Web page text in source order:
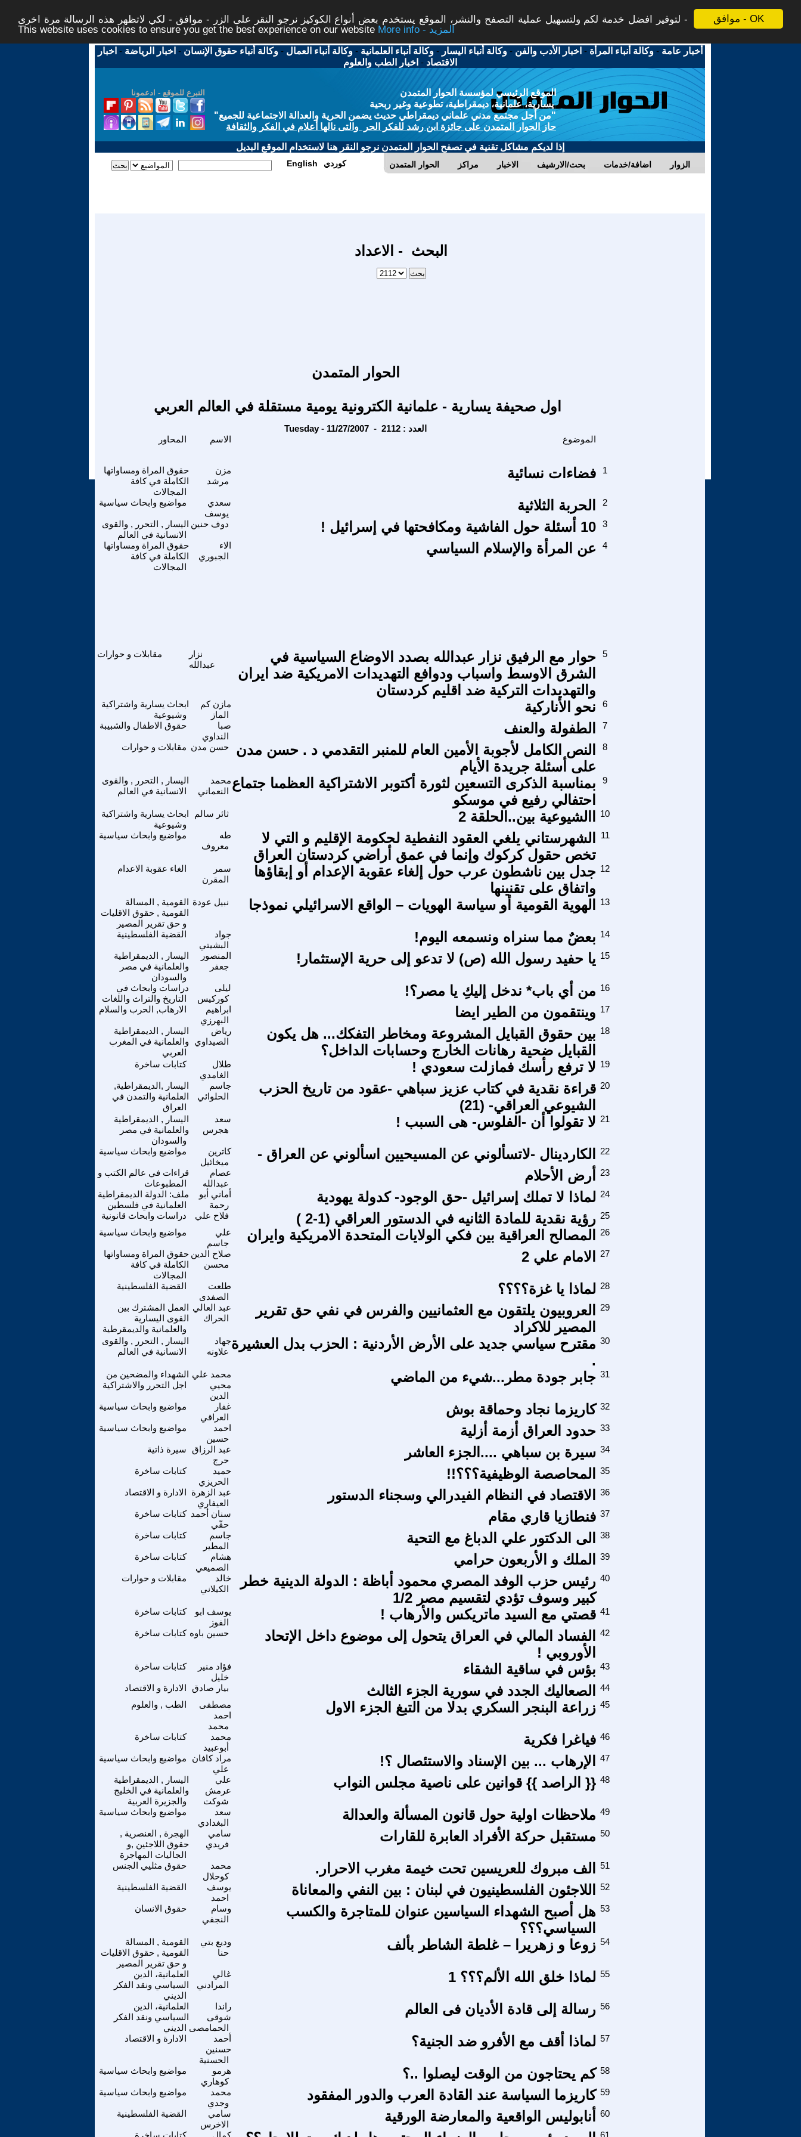
موافق - OK
لتوفير افضل خدمة لكم ولتسهيل عملية التصفح والنشر، الموقع يستخدم بعض أنواع الكوكيز نرجو النقر على الزر - موافق - لكي لاتظهر هذه الرسالة مرة اخرى -
This website uses cookies to ensure you get the best experience on our website
More info - المزيد
أخبار عامة -وكالة أنباء المرأة - اخبار الأدب والفن -وكالة أنباء اليسار -وكالة أنباء العلمانية -وكالة أنباء العمال -وكالة أنباء حقوق الإنسان - اخبار الرياضة - اخبار
الاقتصاد - اخبار الطب والعلوم
التبرع للموقع - ادعمونا
الموقع الرئيسي لمؤسسة الحوار المتمدن
يسارية، علمانية، ديمقراطية، تطوعية وغير ربحية
"من أجل مجتمع مدني علماني ديمقراطي حديث يضمن الحرية والعدالة الاجتماعية للجميع"
حاز الحوار المتمدن على جائزة ابن رشد للفكر الحر والتى نالها أعلام في الفكر والثقافة
إذا لديكم مشاكل تقنية في تصفح الحوار المتمدن نرجو النقر هنا لاستخدام الموقع البديل
الحوار المتمدن مراكز الاخبار بحث/الارشيف اضافة/خدمات الزوار English كوردي
البحث - الاعداد
الحوار المتمدن
اول صحيفة يسارية - علمانية الكترونية يومية مستقلة في العالم العربي
Tuesday - 11/27/2007 - العدد : 2112
الاسم الموضوع
حقوق المراة ومساواتها
الكاملة في كافة
المجالات
مزن
مرشد
فضاءات نسائية 1
مواضيع وابحاث سياسية
سعدي
يوسف
الحربة الثلاثية 2
اليسار , التحرر , والقوى
الانسانية في العالم
دوف حنين 10 أسئلة حول الفاشية ومكافحتها في إسرائيل ! 3
حقوق المراة ومساواتها
الكاملة في كافة
المجالات
الاء
الجبوري
عن المرأة والإسلام السياسي 4
مقابلات و حوارات
نزار
عبدالله
حوار مع الرفيق نزار عبدالله بصدد الاوضاع السياسية في
الشرق الاوسط واسباب ودوافع التهديدات الامريكية ضد ايران
والتهديدات التركية ضد اقليم كردستان
5
ابحاث يسارية واشتراكية
وشيوعية
مازن كم
الماز
نحو الأناركية 6
حقوق الاطفال والشبيبة
صبا
النداوي
الطفولة والعنف 7
مقابلات و حوارات حسن مدن
النص الكامل لأجوبة الأمين العام للمنبر التقدمي د . حسن مدن
على أسئلة جريدة الأيام
8
اليسار , التحرر , والقوى
الانسانية في العالم
محمد
النعماني بمناسبة الذكرى التسعين لثورة أكتوبر الاشتراكية العظمىا جتماع
احتفالي رفيع في موسكو
9
ابحاث يسارية واشتراكية
وشيوعية
ثائر سالم االشيوعية بين..الحلقة 2 10
مواضيع وابحاث سياسية
طه
معروف
الشهرستاني يلغي العقود النفطية لحكومة الإقليم و التي لا
تخص حقول كركوك وإنما في عمق أراضي كردستان العراق
11
الغاء عقوبة الاعدام
سمر
المقرن
جدل بين ناشطون عرب حول إلغاء عقوبة الإعدام أو إبقاؤها
واتفاق على تقنينها
12
القومية , المسالة
القومية , حقوق الاقليات
و حق تقرير المصير
نبيل عودة الهوية القومية أو سياسة الهويات – الواقع الاسرائيلي نموذجا 13
القضية الفلسطينية
جواد
البشيتي
بعضٌ مما سنراه ونسمعه اليوم! 14
اليسار , الديمقراطية
والعلمانية في مصر
والسودان
المنصور
جعفر
يا حفيد رسول الله (ص) لا تدعو إلى حرية الإستثمار! 15
دراسات وابحاث في
التاريخ والتراث واللغات
ليلى
كوركيس
من أي باب* ندخل إليكِ يا مصر؟! 16
الارهاب, الحرب والسلام
ابراهيم
البهرزي
وينتقمون من الطير ايضا 17
اليسار , الديمقراطية
والعلمانية في المغرب
العربي
رياض
الصيداوي
بين حقوق القبايل المشروعة ومخاطر التفكك... هل يكون
القبايل ضحية رهانات الخارج وحسابات الداخل؟
18
كتابات ساخرة
طلال
الغامدي
لا ترفع رأسك فمازلت سعودي ! 19
اليسار ,الديمقراطية,
العلمانية والتمدن في
العراق
جاسم
الحلوائي
قراءة نقدية في كتاب عزيز سباهي -عقود من تاريخ الحزب
الشيوعي العراقي- (21)
20
اليسار , الديمقراطية
والعلمانية في مصر
والسودان
سعد
هجرس
لا تقولوا أن -الفلوس- هى السبب ! 21
مواضيع وابحاث سياسية
كاترين
ميخائيل
الكاردينال -لاتسألوني عن المسيحيين اسألوني عن العراق - 22
قراءات في عالم الكتب و
المطبوعات
عصام
عبدالله
أرض الأحلام 23
ملف: الدولة الديمقراطية
العلمانية في فلسطين
أماني أبو
رحمة
لماذا لا تملك إسرائيل -حق الوجود- كدولة يهودية 24
دراسات وابحاث قانونية فلاح علي رؤية نقدية للمادة الثانيه في الدستور العراقي (1-2 ) 25
مواضيع وابحاث سياسية
علي
جاسم
المصالح العراقية بين فكي الولايات المتحدة الامريكية وايران 26
حقوق المراة ومساواتها
الكاملة في كافة
المجالات
صلاح الدين
محسن
الامام علي 2 27
القضية الفلسطينية
طلعت
الصفدى
لماذا يا غزة؟؟؟؟ 28
العمل المشترك بين
القوى اليسارية
والعلمانية والديمقرطية
عبد العالي
الحراك
العروبيون يلتقون مع العثمانيين والفرس في نفي حق تقرير
المصير للاكراد
29
اليسار , التحرر , والقوى
الانسانية في العالم
جهاد
علاونه مقترح سياسي جديد على الأرض الأردنية : الحزب بدل العشيرة
.
30
الشهداء والمضحين من
اجل التحرر والاشتراكية
محمد علي
محيي
الدين
جابر جودة مطر...شيء من الماضي 31
مواضيع وابحاث سياسية
غفار
العراقي
كاريزما نجاد وحماقة بوش 32
مواضيع وابحاث سياسية
احمد
حسين
حدود العراق أزمة أزلية 33
سيرة ذاتية
عبد الرزاق
حرج
سيرة بن سباهي ....الجزء العاشر 34
كتابات ساخرة
حميد
الحريزي
المحاصصة الوظيفية؟؟؟!! 35
الادارة و الاقتصاد عبد الزهرة
العيفاري
الاقتصاد في النظام الفيدرالي وسجناء الدستور 36
كتابات ساخرة سنان أحمد
حقّي
فنطازيا قاري مقام 37
كتابات ساخرة
جاسم
المطير
الى الدكتور علي الدباغ مع التحية 38
كتابات ساخرة
هشام
الصميعي
الملك و الأربعون حرامي 39
مقابلات و حوارات
خالد
الكيلاني
رئيس حزب الوفد المصري محمود أباظة : الدولة الدينية خطر
كبير ‏وسوف تؤدي لتقسيم مصر 1/2‏
40
كتابات ساخرة
يوسف ابو
الفوز
قصتي مع السيد ماتريكس والأرهاب ! 41
كتابات ساخرة حسين باوه
الفساد المالي في العراق يتحول إلى موضوع داخل الإتحاد
الأوروبي !
42
كتابات ساخرة
فؤاد منير
خليل
بؤس في ساقية الشقاء 43
الادارة و الاقتصاد بيار صادق الصعاليك الجدد في سورية الجزء الثالث
44
الطب , والعلوم
مصطفى
احمد
محمد
زراعة البنجر السكري بدلا من التبغ الجزء الاول 45
كتابات ساخرة
محمد
أبوعبيد
فياغرا فكرية 46
مواضيع وابحاث سياسية
مراد كافان
علي
الإرهاب ... بين الإسناد والاستئصال ؟! 47
اليسار , الديمقراطية
والعلمانية في الخليج
والجزيرة العربية
علي
عرمش
شوكت
{{ الراصد }} قوانين على ناصية مجلس النواب 48
مواضيع وابحاث سياسية
سعد
البغدادي
ملاحظات اولية حول قانون المسألة والعدالة 49
الهجرة , العنصرية ,
حقوق اللاجئين ,و
الجاليات المهاجرة
سامي
فريدي
مستقبل حركة الأفراد العابرة للقارات 50
حقوق مثليي الجنس
محمد
كوحلال
الف مبروك للعريسين تحت خيمة مغرب الاحرار. 51
القضية الفلسطينية
يوسف
احمد
اللاجئون الفلسطينيون في لبنان : بين النفي والمعاناة 52
حقوق الانسان
وسام
النجفي
هل أصبح الشهداء السياسين عنوان للمتاجرة والكسب
السياسي؟؟؟
53
القومية , المسالة
القومية , حقوق الاقليات
و حق تقرير المصير
وديع بتي
حنا
زوعا و زهريرا – غلطة الشاطر بألف 54
العلمانية، الدين
السياسي ونقد الفكر
الديني
غالي
المرادني
لماذا خلق الله الألم؟؟؟ 1 55
العلمانية، الدين
السياسي ونقد الفكر
الديني
راندا
شوقى
الحمامصى
رسالة إلى قادة الأديان فى العالم 56
الادارة و الاقتصاد
أحمد
حسنين
الحسنية
لماذا أقف مع الأفرو ضد الجنية؟ 57
مواضيع وابحاث سياسية
هرمو
كوهاري
كم يحتاجون من الوقت ليصلوا ..؟ 58
مواضيع وابحاث سياسية
محمد
وجدي
كاريزما السياسة عند القادة العرب والدور المفقود 59
القضية الفلسطينية
سامي
الاخرس
أنابوليس الواقعية والمعارضة الورقية 60
كتابات ساخرة كمال 61